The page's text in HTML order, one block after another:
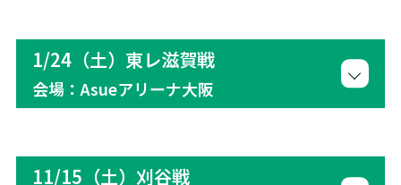
1/24（土）東レ滋賀戦
会場：Asueアリーナ大阪
11/15（土）刈谷戦